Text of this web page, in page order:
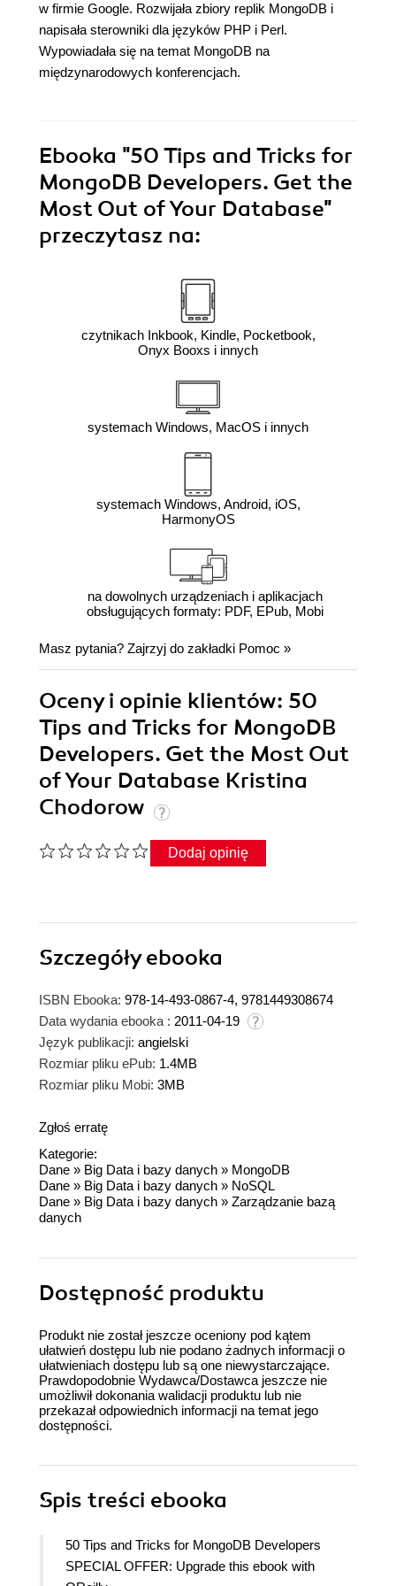
w firmie Google. Rozwijała zbiory replik MongoDB i
napisała sterowniki dla języków PHP i Perl.
Wypowiadała się na temat MongoDB na
międzynarodowych konferencjach.
Ebooka "50 Tips and Tricks for
MongoDB Developers. Get the
Most Out of Your Database"
przeczytasz na:
czytnikach Inkbook, Kindle, Pocketbook,
Onyx Booxs i innych
systemach Windows, MacOS i innych
systemach Windows, Android, iOS,
HarmonyOS
na dowolnych urządzeniach i aplikacjach
obsługujących formaty: PDF, EPub, Mobi
Masz pytania? Zajrzyj do zakładki Pomoc »
Oceny i opinie klientów: 50
Tips and Tricks for MongoDB
Developers. Get the Most Out
of Your Database Kristina
Chodorow
Dodaj opinię
Szczegółyebooka
ISBN Ebooka: 978-14-493-0867-4, 9781449308674
Data wydania ebooka : 2011-04-19
Język publikacji: angielski
Rozmiar pliku ePub: 1.4MB
Rozmiar pliku Mobi: 3MB
Zgłoś erratę
Kategorie:
Dane » Big Data i bazy danych » MongoDB
Dane » Big Data i bazy danych » NoSQL
Dane » Big Data i bazy danych » Zarządzanie bazą
danych
Dostępność produktu
Produkt nie został jeszcze oceniony pod kątem
ułatwień dostępu lub nie podano żadnych informacji o
ułatwieniach dostępu lub są one niewystarczające.
Prawdopodobnie Wydawca/Dostawca jeszcze nie
umożliwił dokonania walidacji produktu lub nie
przekazał odpowiednich informacji na temat jego
dostępności.
Spis treści ebooka
50 Tips and Tricks for MongoDB Developers
SPECIAL OFFER: Upgrade this ebook with